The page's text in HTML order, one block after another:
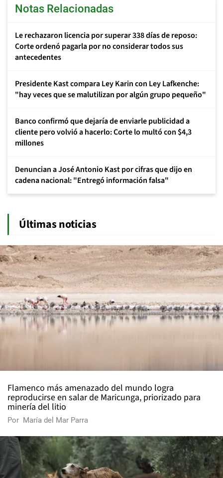
Notas Relacionadas
Le rechazaron licencia por superar 338 días de reposo:
Corte ordenó pagarla por no considerar todos sus
antecedentes
Presidente Kast compara Ley Karin con Ley Lafkenche:
"hay veces que se malutilizan por algún grupo pequeño"
Banco confirmó que dejaría de enviarle publicidad a
cliente pero volvió a hacerlo: Corte lo multó con $4,3
millones
Denuncian a José Antonio Kast por cifras que dijo en
cadena nacional: "Entregó información falsa"
Últimas noticias
Flamenco más amenazado del mundo logra
reproducirse en salar de Maricunga, priorizado para
minería del litio
Por María del Mar Parra